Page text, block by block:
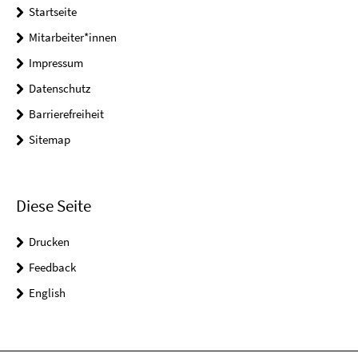
Startseite
Mitarbeiter*innen
Impressum
Datenschutz
Barrierefreiheit
Sitemap
Diese Seite
Drucken
Feedback
English